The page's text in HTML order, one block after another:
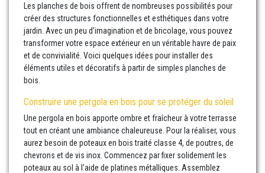
Les planches de bois offrent de nombreuses possibilités pour
créer des structures fonctionnelles et esthétiques dans votre
jardin. Avec un peu d’imagination et de bricolage, vous pouvez
transformer votre espace extérieur en un véritable havre de paix
et de convivialité. Voici quelques idées pour installer des
éléments utiles et décoratifs à partir de simples planches de
bois.
Construire une pergola en bois pour se protéger du soleil
Une pergola en bois apporte ombre et fraîcheur à votre terrasse
tout en créant une ambiance chaleureuse. Pour la réaliser, vous
aurez besoin de poteaux en bois traité classe 4, de poutres, de
chevrons et de vis inox. Commencez par fixer solidement les
poteaux au sol à l’aide de platines métalliques. Assemblez